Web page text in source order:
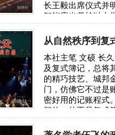
长王毅出席仪式并
智能应当坚持以人
惠，搭建全球风险
共享机制，…
本社主笔 文硕 长
及复式簿记，总将
的精巧技艺、城邦
门，仿佛它不过是
密好用的记账程式
问的，从不是复式
罗伦萨、热那亚、
熟，而是人类…